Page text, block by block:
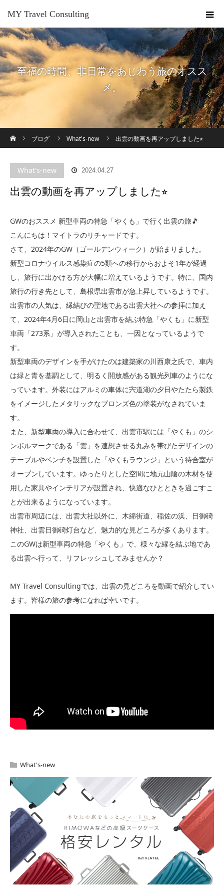
MY Travel Consulting
至福の時間、非日常をあじわう旅のオスス
メ。
ブログ
What's-new 出雲の動画を再アップしました⭐︎
What's-new 2024.04.27
出雲の動画を再アップしました⭐︎
GWのおススメ 新型車両の特急「やくも」で行く出雲の旅🎵
こんにちは！マイトラのリチャードです。
さて、2024年のGW（ゴールデンウィーク）が始まりました。
新型コロナウイルス感染症の5類への移行からおよそ1年が経過
し、旅行に出かける方が大幅に増えているようです。特に、国内
旅行の行き先として、島根県出雲市が急上昇しているようです。
出雲市の人気は、縁結びの聖地である出雲大社への参拝に加え
て、2024年4月6日に岡山と出雲市を結ぶ特急「やくも」に新型
車両「273系」が導入されたことも、一因となっているようで
す。
新型車両のデザインを手がけたのは建築家の川西康之氏で、車内
は緑と青を基調として、明るく開放感がある観光列車のようにな
っています。外装にはアルミの車体に宍道湖の夕日やたたら製鉄
をイメージしたメタリックなブロンズ色の塗装がなされていま
す。
また、新型車両の導入に合わせて、出雲市駅には「やくも」のシ
ンボルマークである「雲」を連想させる丸みを帯びたデザインの
テーブルやベンチを設置した「やくもラウンジ」という待合室が
オープンしています。ゆったりとした空間に地元山陰の木材を使
用した家具やインテリアが設置され、快適なひとときを過ごすこ
とが出来るようになっています。
出雲市周辺には、出雲大社以外に、木綿街道、稲佐の浜、日御碕
神社、出雲日御碕灯台など、魅力的な見どころが多くあります。
このGWは新型車両の特急「やくも」で、様々な縁を結ぶ地であ
る出雲へ行って、リフレッシュしてみませんか？
MY Travel Consultingでは、出雲の見どころを動画で紹介してい
ます。皆様の旅の参考になれば幸いです。
What's-new